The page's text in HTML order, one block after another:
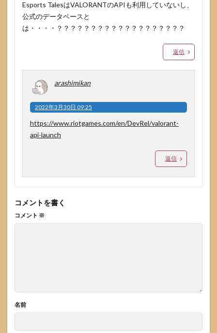
Esports TalesはVALORANTのAPIも利用していないし、
公式のデータベースと
は・・・・？？？？？？？？？？？？？？？？？？？
返信
arashimikan
2022年3月30日 09:25
https://www.riotgames.com/en/DevRel/valorant-
api-launch
返信
コメントを書く
コメント ※
名前